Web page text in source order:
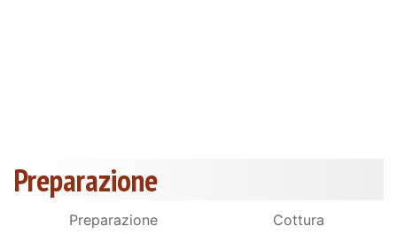
Preparazione
Preparazione
Cottura